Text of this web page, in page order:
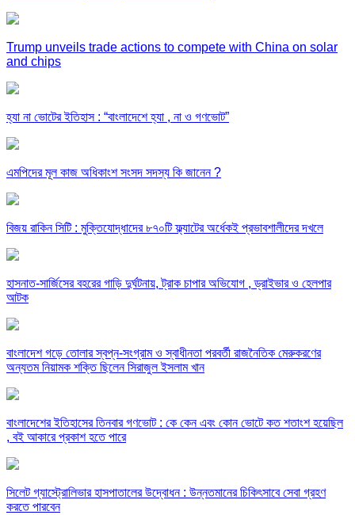
Trump unveils trade actions to compete with China on solar
and chips
হ্যা না ভোটের ইতিহাস : “বাংলাদেশে হ্যা , না ও গণভোট”
এমপিদের মূল কাজ অধিকাংশ সংসদ সদস্য কি জানেন ?
বিজয় রাকিন সিটি : মুক্তিযোদ্ধাদের ৮৭০টি ফ্ল্যাটের অর্ধেকই প্রভাবশালীদের দখলে
হাসনাত-সার্জিসের বহরের গাড়ি দুর্ঘটনায়, ট্রাক চাপার অভিযোগ , ড্রাইভার ও হেলপার
আটক
বাংলাদেশ গড়ে তোলার স্বপ্ন-সংগ্রাম ও স্বাধীনতা পরবর্তী রাজনৈতিক মেরুকরণের
অন্যতম নিয়ামক শক্তি ছিলেন সিরাজুল ইসলাম খান
বাংলাদেশের ইতিহাসের তিনবার গণভোট : কে কেন এবং কোন ভোটে কত শতাংশ হয়েছিল
, বই আকারে প্রকাশ হতে পারে
সিলেট গ্যাস্ট্রোলিভার হাসপাতালের উদ্বোধন : উন্নতমানের চিকিৎসাবে সেবা গ্রহণ
করতে পারবেন